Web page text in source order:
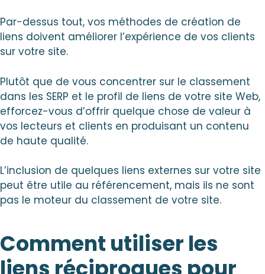
Par-dessus tout, vos méthodes de création de
liens doivent améliorer l’expérience de vos clients
sur votre site.
Plutôt que de vous concentrer sur le classement
dans les SERP et le profil de liens de votre site Web,
efforcez-vous d’offrir quelque chose de valeur à
vos lecteurs et clients en produisant un contenu
de haute qualité.
L’inclusion de quelques liens externes sur votre site
peut être utile au référencement, mais ils ne sont
pas le moteur du classement de votre site.
Comment utiliser les